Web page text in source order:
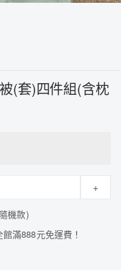
(套)四件組(含枕
+
機款)
滿888元免運費！